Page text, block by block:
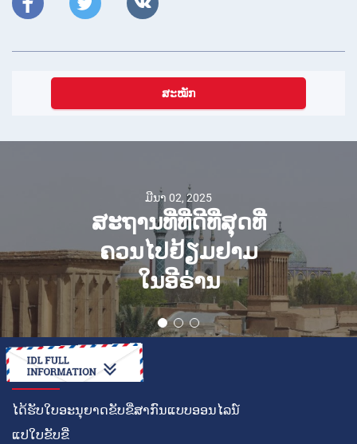
ສະໝັກ
ມີນາ 02, 2025
ສະຖານທີ່ທີ່ດີທີ່ສຸດທີ່
ຄວນໄປຢ້ຽມຢາມ
ໃນອີຣ່ານ
ວິທີໃນການ
ໄດ້ຮັບໃບອະນຸຍາດຂັບຂີ່ສາກົນແບບອອນໄລນ໌
ແປໃບຂັບຂີ່